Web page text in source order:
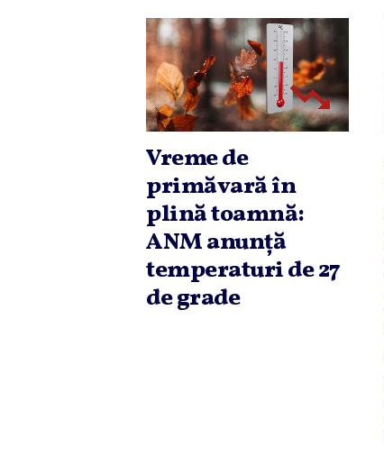
Vreme de
primăvară în
plină toamnă:
ANM anunţă
temperaturi de 27
de grade